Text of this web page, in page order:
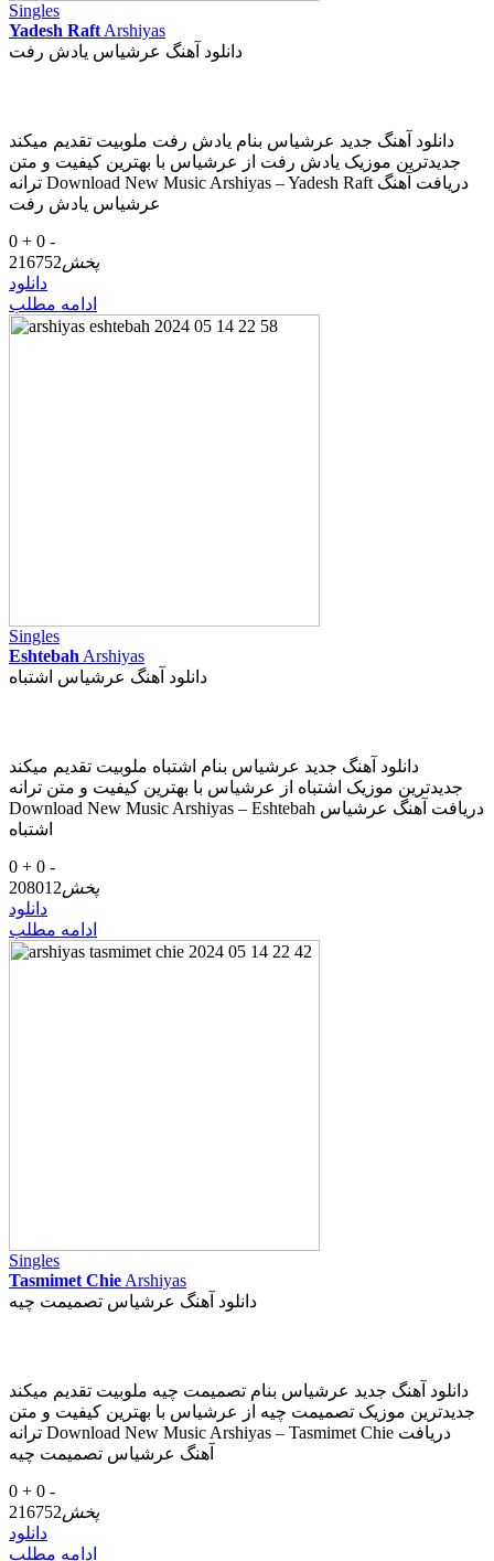
Singles
Yadesh Raft Arshiyas
دانلود آهنگ عرشیاس یادش رفت
دانلود آهنگ جدید عرشیاس بنام یادش رفت ملوبیت تقدیم میکند
جدیدترین موزیک یادش رفت از عرشیاس با بهترین کیفیت و متن
ترانه Download New Music Arshiyas – Yadesh Raft دریافت آهنگ
عرشیاس یادش رفت
0 + 0 -
پخش216752
دانلود
ادامه مطلب
Singles
Eshtebah Arshiyas
دانلود آهنگ عرشیاس اشتباه
دانلود آهنگ جدید عرشیاس بنام اشتباه ملوبیت تقدیم میکند
جدیدترین موزیک اشتباه از عرشیاس با بهترین کیفیت و متن ترانه
Download New Music Arshiyas – Eshtebah دریافت آهنگ عرشیاس
اشتباه
0 + 0 -
پخش208012
دانلود
ادامه مطلب
Singles
Tasmimet Chie Arshiyas
دانلود آهنگ عرشیاس تصمیمت چیه
دانلود آهنگ جدید عرشیاس بنام تصمیمت چیه ملوبیت تقدیم میکند
جدیدترین موزیک تصمیمت چیه از عرشیاس با بهترین کیفیت و متن
ترانه Download New Music Arshiyas – Tasmimet Chie دریافت
آهنگ عرشیاس تصمیمت چیه
0 + 0 -
پخش216752
دانلود
ادامه مطلب